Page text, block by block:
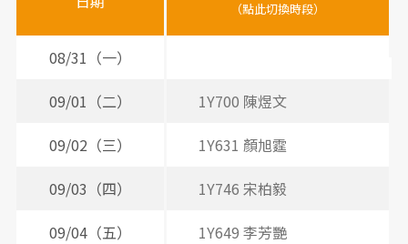
時
（點此切換時段）
08/31（一）
09/01（二）
1Y700 陳煜文
09/02（三）
1Y631 顏旭霆
09/03（四）
1Y746 宋柏毅
09/04（五）
1Y649 李芳艷